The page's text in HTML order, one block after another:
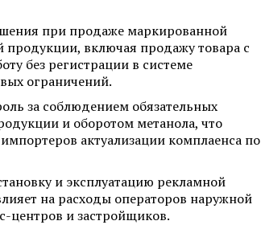
при продаже маркированной
включая продажу товара с
без регистрации в системе
ограничений.
за соблюдением обязательных
и оборотом метанола, что
актуализации комплаенса по
и эксплуатацию рекламной
на расходы операторов наружной
центров и застройщиков.